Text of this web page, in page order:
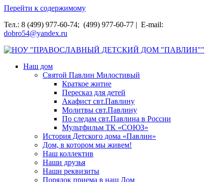
Перейти к содержимому
Тел.: 8 (499) 977-60-74; (499) 977-60-77 | E-mail:
dobro54@yandex.ru
НОУ "ПРАВОСЛАВНЫЙ ДЕТСКИЙ ДОМ "ПАВЛИН""
Наш дом
Святой Павлин Милостивый
Краткое житие
Пересказ для детей
Акафист свт.Павлину
Молитвы свт.Павлину
По следам свт.Павлина в России
Мультфильм ТК «СОЮЗ»
История Детского дома «Павлин»
Дом, в котором мы живем!
Наш коллектив
Наши друзья
Наши реквизиты
Порядок приема в наш Дом